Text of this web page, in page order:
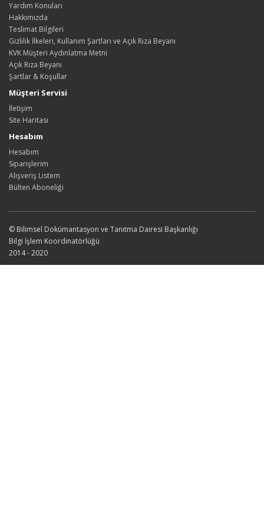
Yardım Konuları
Hakkımızda
Teslimat Bilgileri
Gizlilik İlkeleri, Kullanım Şartları ve Açık Rıza Beyanı
KVK Müşteri Aydınlatma Metni
Açık Rıza Beyanı
Şartlar & Koşullar
Müşteri Servisi
İletişim
Site Haritası
Hesabım
Hesabım
Siparişlerim
Alışveriş Listem
Bülten Aboneliği
© Bilimsel Dokümantasyon ve Tanıtma Dairesi Başkanlığı
Bilgi İşlem Koordinatörlüğü
2014 - 2020